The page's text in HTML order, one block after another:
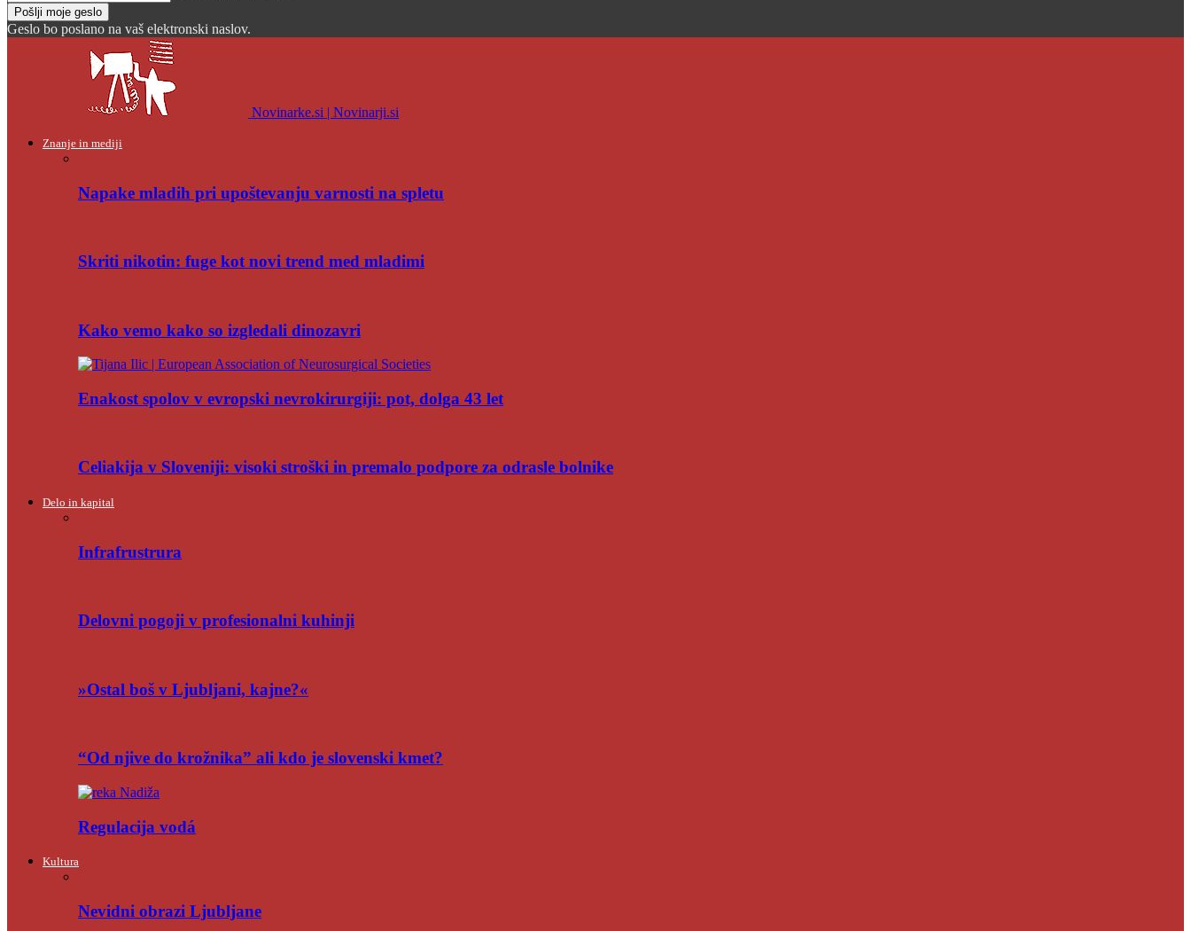
Geslo bo poslano na vaš elektronski naslov.
Novinarke.si | Novinarji.si
Znanje in mediji
Napake mladih pri upoštevanju varnosti na spletu
Skriti nikotin: fuge kot novi trend med mladimi
Kako vemo kako so izgledali dinozavri
Enakost spolov v evropski nevrokirurgiji: pot, dolga 43 let
Celiakija v Sloveniji: visoki stroški in premalo podpore za odrasle bolnike
Delo in kapital
Infrafrustrura
Delovni pogoji v profesionalni kuhinji
»Ostal boš v Ljubljani, kajne?«
“Od njive do krožnika” ali kdo je slovenski kmet?
Regulacija vodá
Kultura
Nevidni obrazi Ljubljane